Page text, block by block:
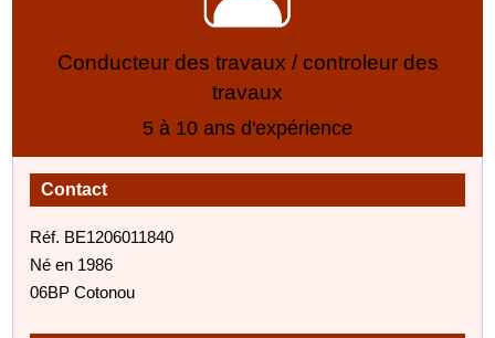
Conducteur des travaux / controleur des
travaux
5 à 10 ans d'expérience
Contact
Réf. BE1206011840
Né en 1986
06BP Cotonou